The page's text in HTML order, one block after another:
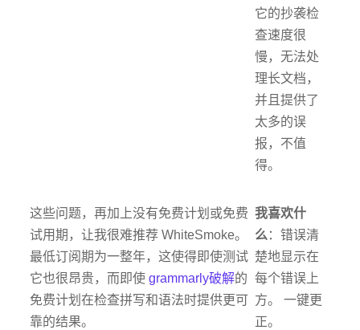
它的抄袭检
查速度很
慢，无法处
理长文档，
并且提供了
太多的误
报，不值
得。
这些问题，再加上没有免费计划或免费
试用期，让我很难推荐 WhiteSmoke。
最低订阅期为一整年，这使得即使测试
它也很昂贵，而即使grammarly破解的
免费计划在检查拼写和语法时提供更可
靠的结果。
我喜欢什
么 ：错误清
楚地显示在
每个错误上
方。 一键更
正。